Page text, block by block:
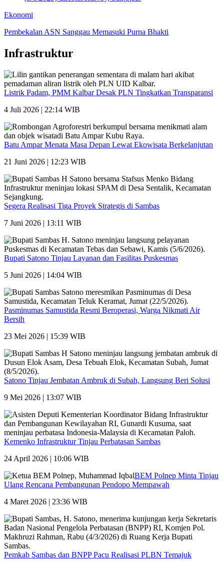
Ekonomi
Pembekalan ASN Sanggau Memasuki Purna Bhakti
Infrastruktur
Listrik Padam, PMM Kalbar Desak PLN Tingkatkan Transparansi
4 Juli 2026 | 22:14 WIB
Batu Ampar Menata Masa Depan Lewat Ekowisata Berkelanjutan
21 Juni 2026 | 12:23 WIB
Segera Realisasi Tiga Proyek Strategis di Sambas
7 Juni 2026 | 13:11 WIB
Bupati Satono Tinjau Layanan dan Fasilitas Puskesmas
5 Juni 2026 | 14:04 WIB
Pasminumas Samustida Resmi Beroperasi, Warga Nikmati Air
Bersih
23 Mei 2026 | 15:39 WIB
Satono Tinjau Jembatan Ambruk di Subah, Langsung Beri Solusi
9 Mei 2026 | 13:07 WIB
Kemenko Infrastruktur Tinjau Perbatasan Sambas
24 April 2026 | 10:06 WIB
BEM Polnep Minta Tinjau
Ulang Rencana Pembangunan Pendopo Mempawah
4 Maret 2026 | 23:36 WIB
Pemkab Sambas dan BNPP Pacu Realisasi PLBN Temajuk